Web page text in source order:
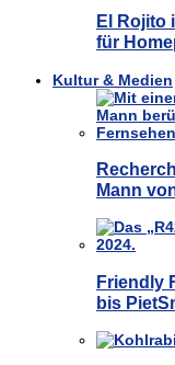
El Rojito
für
Kultur & Medien
Mann
Friendly
bis